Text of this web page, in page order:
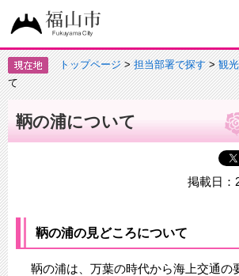
トップページ>担当部署で探す>観
て
鞆の浦について
掲載日：
鞆の浦の見どころについて
鞆の浦は、万葉の時代から海上交通の